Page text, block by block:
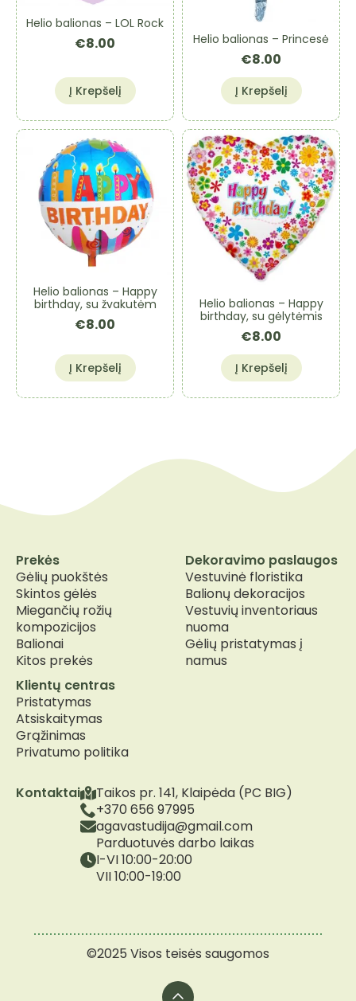
Helio balionas – LOL Rock
€8.00
Į Krepšelį
Helio balionas – Princesė
€8.00
Į Krepšelį
Helio balionas – Happy
birthday, su žvakutėm
€8.00
Į Krepšelį
Helio balionas – Happy
birthday, su gėlytėmis
€8.00
Į Krepšelį
Kontaktai
Taikos pr. 141, Klaipėda (PC BIG)
+370 656 97995
agavastudija@gmail.com
Parduotuvės darbo laikas
I-VI 10:00-20:00
VII 10:00-19:00
Prekės
Gėlių puokštės
Skintos gėlės
Miegančių rožių
kompozicijos
Balionai
Kitos prekės
Dekoravimo paslaugos
Vestuvinė floristika
Balionų dekoracijos
Vestuvių inventoriaus
nuoma
Gėlių pristatymas į
namus
Klientų centras
Pristatymas
Atsiskaitymas
Grąžinimas
Privatumo politika
©2025 Visos teisės saugomos